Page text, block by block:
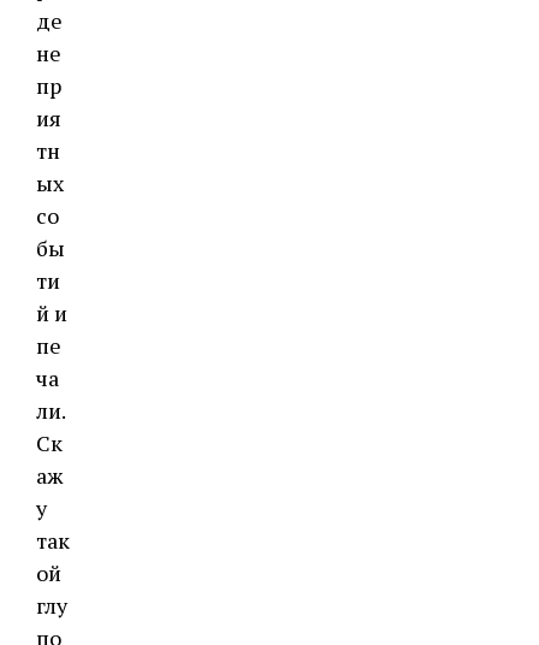
де
не
пр
ия
тн
ых
со
бы
ти
й и
пе
ча
ли.
Ск
аж
у
так
ой
глу
по